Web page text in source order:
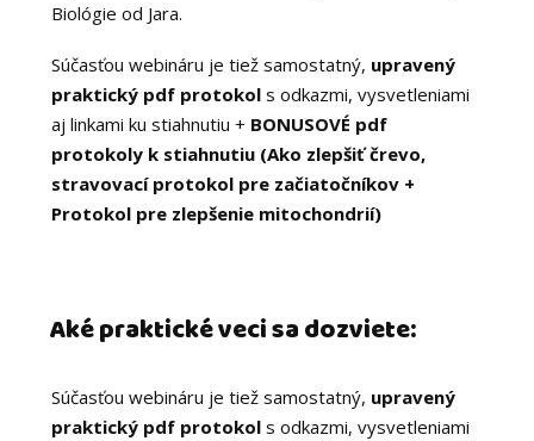
Biológie od Jara.
Súčasťou webináru je tiež samostatný, upravený
praktický pdf protokols odkazmi, vysvetleniami
aj linkami ku stiahnutiu + BONUSOVÉ pdf
protokoly k stiahnutiu (Ako zlepšiť črevo,
stravovací protokol pre začiatočníkov +
Protokol pre zlepšenie mitochondrií)
Aké praktické veci sa dozviete:
Súčasťou webináru je tiež samostatný, upravený
praktický pdf protokols odkazmi, vysvetleniami